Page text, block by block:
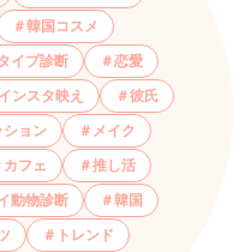
韓国コスメ
イプ診断 恋愛
インスタ映え 彼氏
ション メイク
カフェ 推し活
動物診断 韓国
トレンド